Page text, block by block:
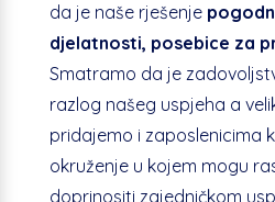
da je naše rješenje
djelatnosti, posebice za
Smatramo da je
razlog našeg uspjeha a
pridajemo i zaposlenicima
okruženje u kojem mogu
doprinositi zajedničkom